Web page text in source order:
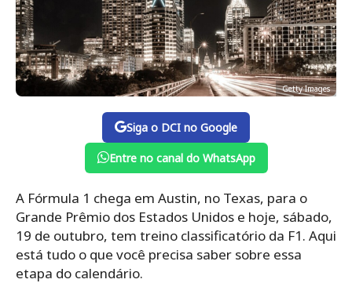
Getty Images
Siga o DCI no Google
Entre no canal do WhatsApp
A Fórmula 1 chega em Austin, no Texas, para o
Grande Prêmio dos Estados Unidos e hoje, sábado,
19 de outubro, tem treino classificatório da F1. Aqui
está tudo o que você precisa saber sobre essa
etapa do calendário.